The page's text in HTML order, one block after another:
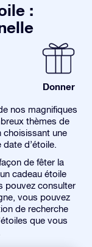
:
Donner
nos magnifiques
thèmes de
choisissant une
d’étoile.
de fêter la
cadeau étoile
pouvez consulter
vous pouvez
de recherche
que vous